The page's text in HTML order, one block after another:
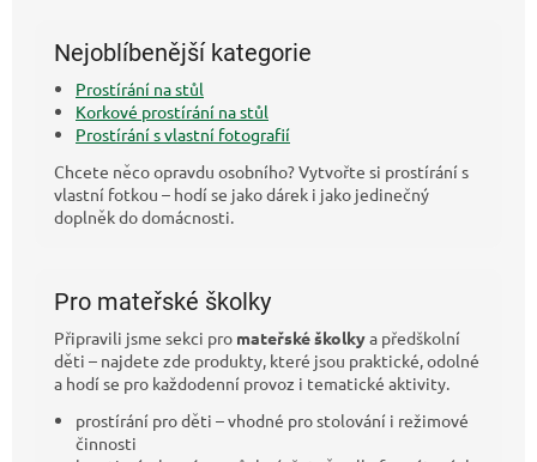
Nejoblíbenější kategorie
Prostírání na stůl
Korkové prostírání na stůl
Prostírání s vlastní fotografií
Chcete něco opravdu osobního? Vytvořte si prostírání s
vlastní fotkou – hodí se jako dárek i jako jedinečný
doplněk do domácnosti.
Pro mateřské školky
Připravili jsme sekci pro mateřské školkya předškolní
děti – najdete zde produkty, které jsou praktické, odolné
a hodí se pro každodenní provoz i tematické aktivity.
prostírání pro děti – vhodné pro stolování i režimové
činnosti